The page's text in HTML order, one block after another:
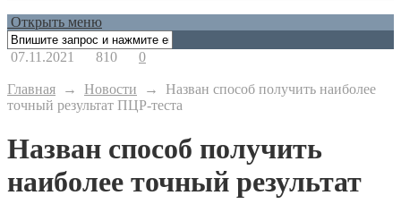
Открыть меню
07.11.2021 810 0
Главная → Новости → Назван способ получить наиболее
точный результат ПЦР-теста
Назван способ получить
наиболее точный результат